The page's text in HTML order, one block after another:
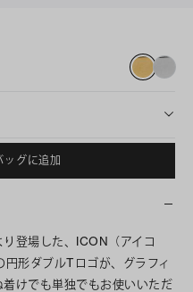
ッグに追加
登場した、ICON（アイコ
形ダブルTロゴが、グラフィ
けでも単独でもお使いいただ